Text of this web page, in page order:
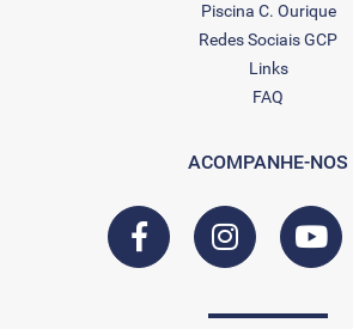
Piscina C. Ourique
Redes Sociais GCP
Links
FAQ
ACOMPANHE-NOS